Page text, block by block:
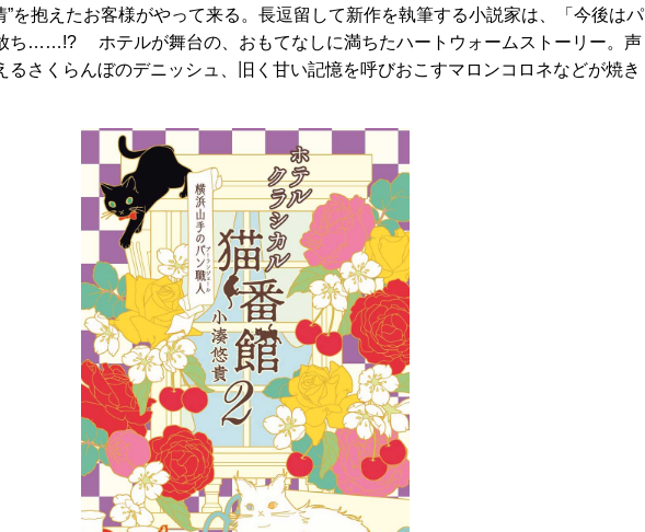
”を抱えたお客様がやって来る。長逗留して新作を執筆する小説家は、「今後はパ
ち……!? ホテルが舞台の、おもてなしに満ちたハートウォームストーリー。声
るさくらんぼのデニッシュ、旧く甘い記憶を呼びおこすマロンコロネなどが焼き